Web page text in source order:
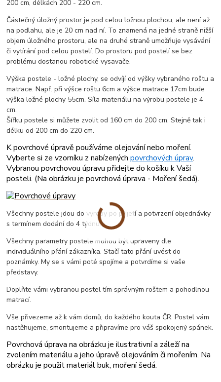
200 cm, délkách 200 - 220 cm.
Částečný úložný prostor je pod celou ložnou plochou, ale není až
na podlahu, ale je 20 cm nad ní. To znamená na jedné straně nižší
objem úložného prostoru, ale na druhé straně umožňuje vysávání
či vytírání pod celou postelí. Do prostoru pod postelí se bez
problému dostanou robotické vysavače.
Výška postele - ložné plochy, se odvíjí od výšky vybraného roštu a
matrace. Např. při výšce roštu 6cm a výšce matrace 17cm bude
výška ložné plochy 55cm. Síla materiálu na výrobu postele je 4
cm.
Šířku postele si můžete zvolit od 160 cm do 200 cm. Stejně tak i
délku od 200 cm do 220 cm.
K povrchové úpravě používáme olejování nebo moření.
Vyberte si ze vzorníku z nabízenýchpovrchových úprav.
Vybranou povrchovou úpravu přidejte do košíku k Vaší
posteli. (Na obrázku je povrchová úprava - Moření šedá).
Všechny postele jdou do vyroby po přijetí a potvrzení objednávky
s termínem dodání do 4 týdnu.
Všechny parametry postele mohou být upraveny dle
individuálního přání zákazníka. Stačí tato přání uvést do
poznámky. My se s vámi poté spojíme a potvrdíme si vaše
představy.
Doplňte vámi vybranou postel tím správným roštem a pohodlnou
matrací.
Vše přivezeme až k vám domů, do každého kouta ČR. Postel vám
nastěhujeme, smontujeme a připravíme pro váš spokojený spánek.
Povrchová úprava na obrázku je ilustrativní a záleží na
zvolením materiálu a jeho úpravě olejováním či mořením. Na
obrázku je použit materiál buk, moření šedá.